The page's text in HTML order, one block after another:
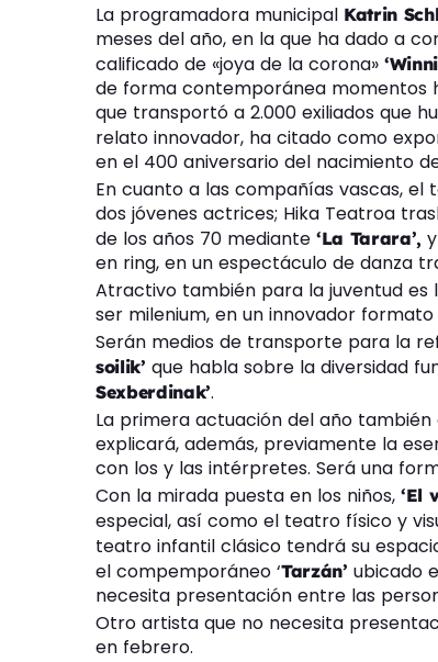
La programadora municipal Katrin
meses del año, en la que ha dado a
calificado de «joya de la corona»
de forma contemporánea momentos
que transportó a 2.000 exiliados que
relato innovador, ha citado como
en el 400 aniversario del nacimiento
En cuanto a las compañías vascas, el
dos jóvenes actrices; Hika Teatroa
de los años 70 mediante ‘La Tarara’, y
en ring, en un espectáculo de danza
Atractivo también para la juventud es
ser milenium, en un innovador
Serán medios de transporte para la
soilik’que habla sobre la diversidad
Sexberdinak’.
La primera actuación del año también
explicará, además, previamente la
con los y las intérpretes. Será una
Con la mirada puesta en los niños, ‘El
especial, así como el teatro físico y
teatro infantil clásico tendrá su
el compemporáneo ‘Tarzán’ubicado
necesita presentación entre las
Otro artista que no necesita
en febrero.